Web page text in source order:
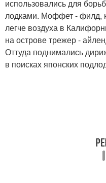
использовались для
лодками. Моффет - филд,
легче воздуха в
на острове трежер -
Оттуда поднимались
в поисках японских